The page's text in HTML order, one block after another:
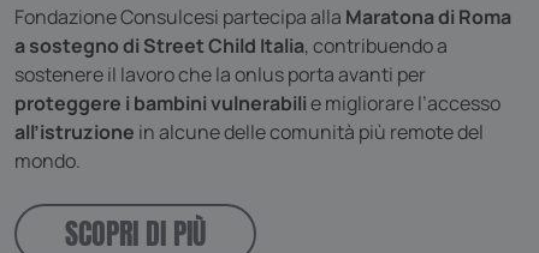
Fondazione Consulcesi partecipa alla Maratona di Roma
a sostegno di Street Child Italia, contribuendo a
sostenere il lavoro che la onlus porta avanti per
proteggere i bambini vulnerabilie migliorare l’accesso
all’istruzione in alcune delle comunità più remote del
mondo.
SCOPRI DI PIÙ
ts
PayPal Holdings Inc.
.paypal.com
1 anno
ts_c
PayPal Holdings Inc.
.paypal.com